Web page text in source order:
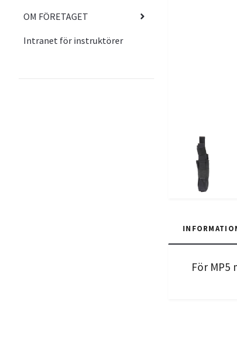
OM FÖRETAGET
Intranet för instruktörer
För